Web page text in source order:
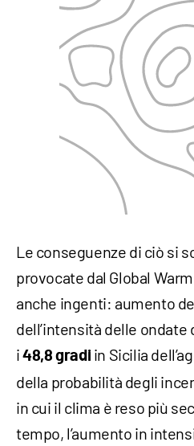
Le conseguenze di ciò si
provocate dal Global
anche ingenti: aumento
dell’intensità delle ondate
i48,8 gradi in Sicilia
della probabilità degli
in cui il clima è reso più
tempo, l’aumento in